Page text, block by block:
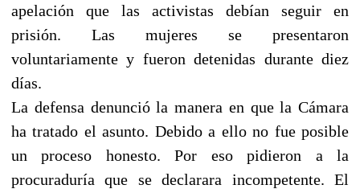
apelación que las activistas debían seguir en
prisión. Las mujeres se presentaron
voluntariamente y fueron detenidas durante diez
días.
La defensa denunció la manera en que la Cámara
ha tratado el asunto. Debido a ello no fue posible
un proceso honesto. Por eso pidieron a la
procuraduría que se declarara incompetente. El